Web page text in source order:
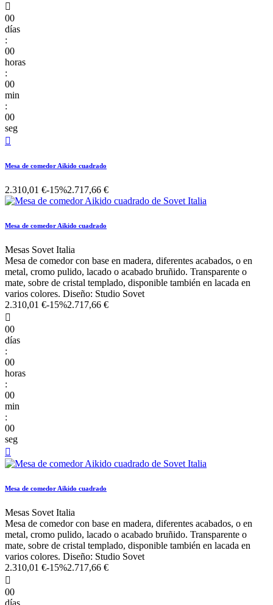

00
días
:
00
horas
:
00
min
:
00
seg

Mesa de comedor Aikido cuadrado
2.310,01 €-15%2.717,66 €
Mesa de comedor Aikido cuadrado
Mesas Sovet Italia
Mesa de comedor con base en madera, diferentes acabados, o en
metal, cromo pulido, lacado o acabado bruñido. Transparente o
mate, sobre de cristal templado, disponible también en lacada en
varios colores. Diseño: Studio Sovet
2.310,01 €-15%2.717,66 €

00
días
:
00
horas
:
00
min
:
00
seg

Mesa de comedor Aikido cuadrado
Mesas Sovet Italia
Mesa de comedor con base en madera, diferentes acabados, o en
metal, cromo pulido, lacado o acabado bruñido. Transparente o
mate, sobre de cristal templado, disponible también en lacada en
varios colores. Diseño: Studio Sovet
2.310,01 €-15%2.717,66 €

00